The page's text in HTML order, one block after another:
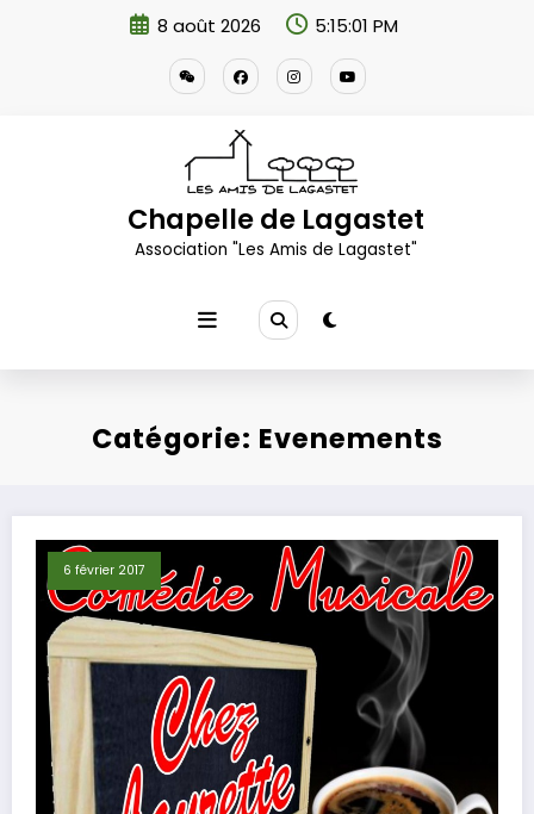
8 août 2026 5:15:02 PM
Chapelle de Lagastet
Association "Les Amis de Lagastet"
Catégorie: Evenements
6 février 2017